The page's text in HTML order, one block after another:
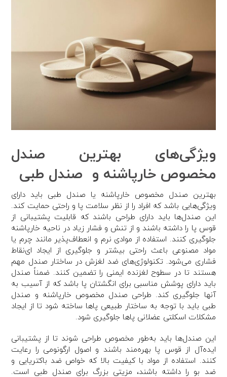
ویژگی‌های بهترین صندل
مخصوص خارپاشنه و صندل طبی
بهترین صندل مخصوص خارپاشنه یا صندل طبی باید دارای
ویژگی‌هایی باشد که افراد را از نظر سلامت پا و راحتی حمایت کند.
این صندل‌ها باید دارای طراحی باشند که قابلیت پشتیبانی از
قوس پا را داشته باشند و از تنش و فشار زیاد در ناحیه خارپاشنه
جلوگیری کنند. استفاده از موادی نرم و انعطاف‌پذیر مانند چرم یا
مواد مصنوعی باعث راحتی بیشتر و جلوگیری از ایجاد ای‌نقاط
فشاری می‌شود. تکنولوژی‌های ضد لغزش در ساختار صندل مهم
هستند تا در سطوح لغزنده ایمنی را تضمین کنند. ضمناً صندل
باید دارای پوشش مناسبی برای انگشتان پا باشد که از آسیب به
آنها جلوگیری کند. طراحی صندل مخصوص خارپاشنه و صندل
طبی باید با توجه به ساختار طبیعی پاها ساخته شود تا از ایجاد
مشکلات اسکلتی عضلانی پاها جلوگیری شود.
این صندل‌ها باید به‌طور مخصوص طراحی شوند تا از پشتیبانی
ایده‌آل از قوس پا بهره‌مند باشند و اصول ارگونومی را رعایت
کنند. استفاده از مواد با کیفیت بالا که خواص ضد باکتریایی و
ضد بو را داشته باشند، مزیتی بزرگ برای صندل طبی است.